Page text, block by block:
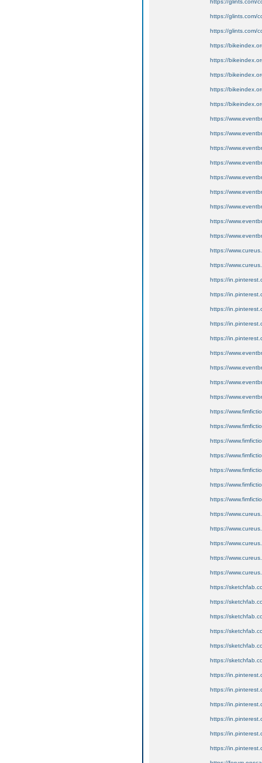
https://glints.com/
https://glints.com/
https://glints.com/
https://
https://
https://
https://
https://
https://
https://
https://
https://
https://
https://
https://
https://
https://
https://
https://
https://
https://
https://
https://
https://
https://
https://
https://
https://
https://
https://
https://
https://
https://
https://
https://
https://
https://
https://
https://
https://
https://
https://
https://
https://
https://
https://
https://
https://
https://
https://
https://
https://